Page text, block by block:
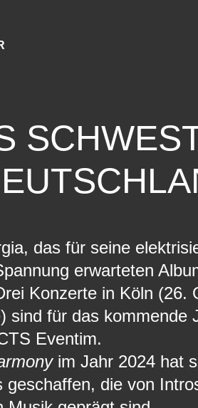
das für seine
erwarteten
Konzerte in Köln (26.
sind für das
Eventim.
im Jahr 2024 hat
die von